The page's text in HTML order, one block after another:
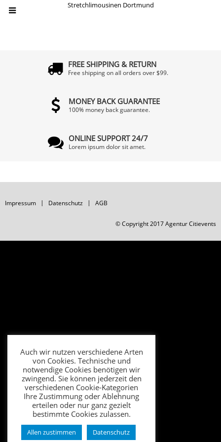
Stretchlimousinen Dortmund
FREE SHIPPING & RETURN
Free shipping on all orders over $99.
MONEY BACK GUARANTEE
100% money back guarantee.
ONLINE SUPPORT 24/7
Lorem ipsum dolor sit amet.
Impressum Datenschutz AGB
© Copyright 2017 Agentur Citievents
Auch wir nutzen verschiedene Arten
von Cookies. Technische und
notwendige Cookies benötigen wir
zwingend. Sie können jederzeit den
verschiedenen Cookie-Kategorien
Ihre Zustimmung oder Ablehnung
erteilen oder nur ganz gezielt
bestimmte Cookies zulassen.
Allen zustimmen Datenschutz